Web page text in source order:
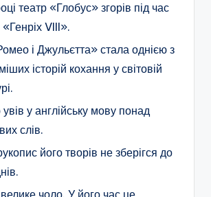
театр «Глобус» згорів під час
VIII».
і Джульєтта» стала однією з
історій кохання у світовій
у англійську мову понад
слів.
його творів не зберігся до